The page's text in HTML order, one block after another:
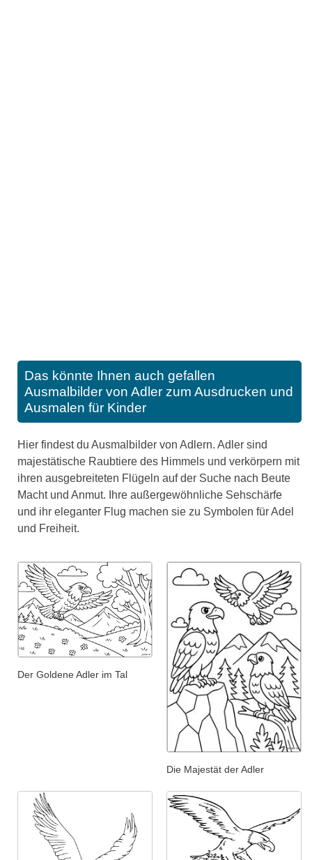
Das könnte Ihnen auch gefallen
Ausmalbilder von Adler zum Ausdrucken und
Ausmalen für Kinder
Hier findest du Ausmalbilder von Adlern. Adler sind
majestätische Raubtiere des Himmels und verkörpern mit
ihren ausgebreiteten Flügeln auf der Suche nach Beute
Macht und Anmut. Ihre außergewöhnliche Sehschärfe
und ihr eleganter Flug machen sie zu Symbolen für Adel
und Freiheit.
Der Goldene Adler im Tal
Die Majestät der Adler